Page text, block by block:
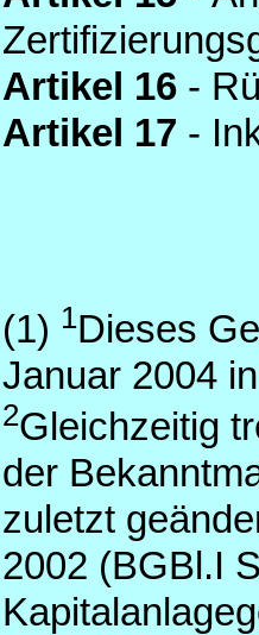
Artikel 16 -
Artikel 17 -
(1) 1Dieses
Januar 2004
2Gleichzeitig
der
zuletzt
2002 (BGBl.I